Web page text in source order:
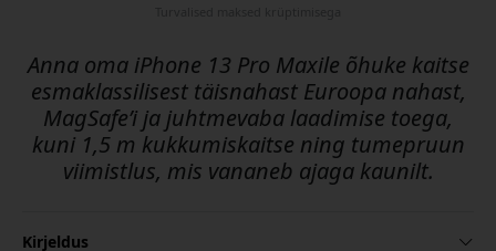
Anna oma iPhone 13 Pro Maxile õhuke kaitse
esmaklassilisest täisnahast Euroopa nahast,
MagSafe’i ja juhtmevaba laadimise toega,
kuni 1,5 m kukkumiskaitse ning tumepruun
viimistlus, mis vananeb ajaga kaunilt.
Kirjeldus